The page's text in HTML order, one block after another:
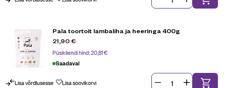
Pala toortoit lambaliha ja heeringa 400g
21,90€
Püsikliendi hind:20,81€
Saadaval
Lisa võrdlusesse Lisa soovikorvi